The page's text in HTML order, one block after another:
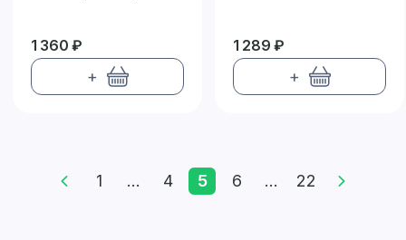
1 360 ₽
+
1 289 ₽
+
1 ... 4 5 6 ... 22